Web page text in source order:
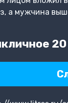
а мужчина